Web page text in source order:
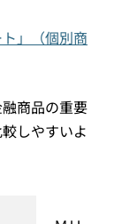
」（個別商
商品の重要
しやすいよ